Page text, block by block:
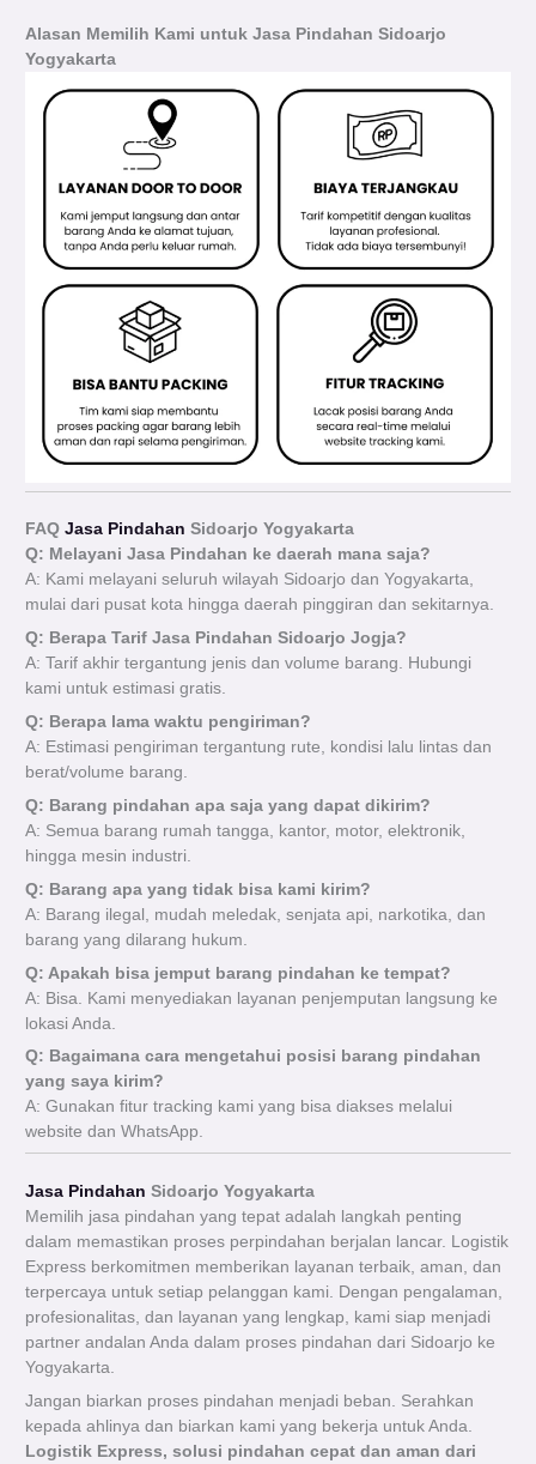
Alasan Memilih Kami untuk Jasa Pindahan Sidoarjo
Yogyakarta
FAQJasa Pindahan Sidoarjo Yogyakarta
Q: Melayani Jasa Pindahan ke daerah mana saja?
A: Kami melayani seluruh wilayah Sidoarjo dan Yogyakarta,
mulai dari pusat kota hingga daerah pinggiran dan sekitarnya.
Q: Berapa Tarif Jasa Pindahan Sidoarjo Jogja?
A: Tarif akhir tergantung jenis dan volume barang. Hubungi
kami untuk estimasi gratis.
Q: Berapa lama waktu pengiriman?
A: Estimasi pengiriman tergantung rute, kondisi lalu lintas dan
berat/volume barang.
Q: Barang pindahan apa saja yang dapat dikirim?
A: Semua barang rumah tangga, kantor, motor, elektronik,
hingga mesin industri.
Q: Barang apa yang tidak bisa kami kirim?
A: Barang ilegal, mudah meledak, senjata api, narkotika, dan
barang yang dilarang hukum.
Q: Apakah bisa jemput barang pindahan ke tempat?
A: Bisa. Kami menyediakan layanan penjemputan langsung ke
lokasi Anda.
Q: Bagaimana cara mengetahui posisi barang pindahan
yang saya kirim?
A: Gunakan fitur tracking kami yang bisa diakses melalui
website dan WhatsApp.
Jasa Pindahan Sidoarjo Yogyakarta
Memilih jasa pindahan yang tepat adalah langkah penting
dalam memastikan proses perpindahan berjalan lancar. Logistik
Express berkomitmen memberikan layanan terbaik, aman, dan
terpercaya untuk setiap pelanggan kami. Dengan pengalaman,
profesionalitas, dan layanan yang lengkap, kami siap menjadi
partner andalan Anda dalam proses pindahan dari Sidoarjo ke
Yogyakarta.
Jangan biarkan proses pindahan menjadi beban. Serahkan
kepada ahlinya dan biarkan kami yang bekerja untuk Anda.
Logistik Express, solusi pindahan cepat dan aman dari